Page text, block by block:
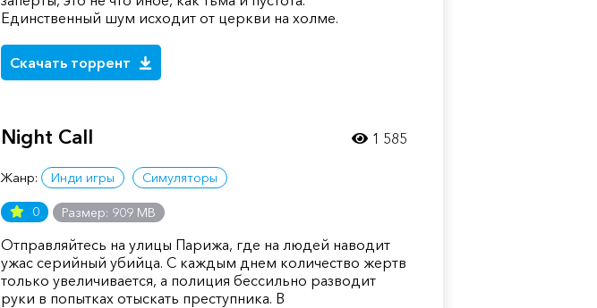
Единственный шум исходит от церкви на холме.
Скачать торрент
Night Call
Жанр: Инди игры Симуляторы
0 Размер: 909 MB
Отправляйтесь на улицы Парижа, где на людей наводит
ужас серийный убийца. С каждым днем количество жертв
только увеличивается, а полиция бессильно разводит
руки в попытках отыскать преступника. В
1 585